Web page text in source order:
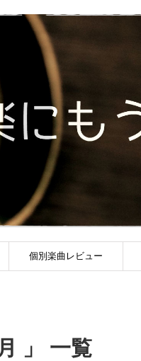
個別楽曲レビュー
」 一覧